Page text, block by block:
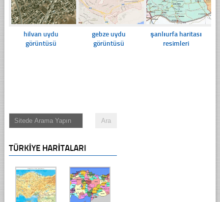
hilvan uydu
görüntüsü
gebze uydu
görüntüsü
şanlıurfa haritası
resimleri
TÜRKIYE HARITALARI